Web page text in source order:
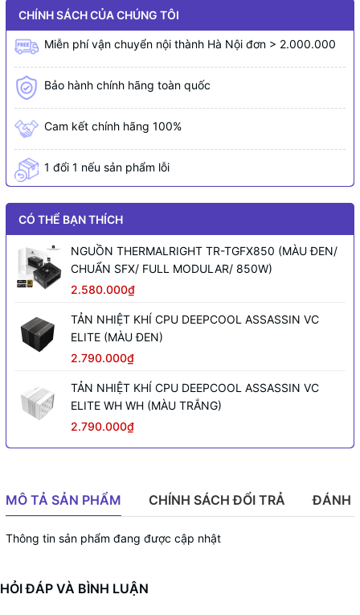
CHÍNH SÁCH CỦA CHÚNG TÔI
Miễn phí vận chuyển nội thành Hà Nội đơn > 2.000.000
Bảo hành chính hãng toàn quốc
Cam kết chính hãng 100%
1 đổi 1 nếu sản phẩm lỗi
CÓ THỂ BẠN THÍCH
NGUỒN THERMALRIGHT TR-TGFX850 (MÀU ĐEN/
CHUẨN SFX/ FULL MODULAR/ 850W)
2.580.000₫
TẢN NHIỆT KHÍ CPU DEEPCOOL ASSASSIN VC
ELITE (MÀU ĐEN)
2.790.000₫
TẢN NHIỆT KHÍ CPU DEEPCOOL ASSASSIN VC
ELITE WH WH (MÀU TRẮNG)
2.790.000₫
MÔ TẢ SẢN PHẨM CHÍNH SÁCH ĐỔI TRẢ ĐÁNH
Thông tin sản phẩm đang được cập nhật
HỎI ĐÁP VÀ BÌNH LUẬN